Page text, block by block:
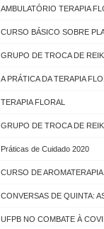
AMBULATÓRIO TERAPIA
CURSO BÁSICO SOBRE
GRUPO DE TROCA DE
A PRÁTICA DA TERAPIA
TERAPIA FLORAL
GRUPO DE TROCA DE
Práticas de Cuidado 2020
CURSO DE
CONVERSAS DE QUINTA:
UFPB NO COMBATE À